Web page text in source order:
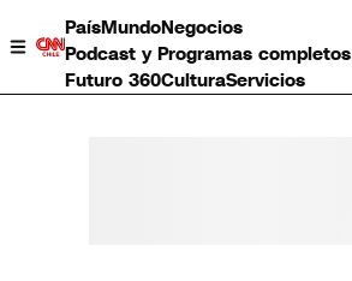
PaísMundoNegocios
Podcast y Programas completos
Futuro 360CulturaServicios